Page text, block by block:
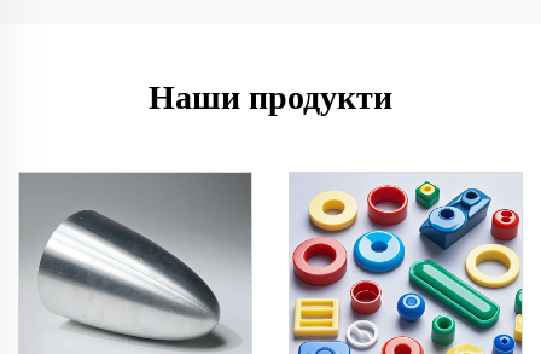
Наши продукти